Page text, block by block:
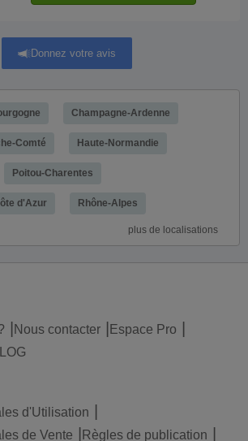
Donnez votre avis
Champagne-Ardenne
Comté Haute-Normandie
Poitou-Charentes
d'Azur Rhône-Alpes
plus de localisations
Nous contacter
Espace Pro
d'Utilisation
de Vente
Règles de publication